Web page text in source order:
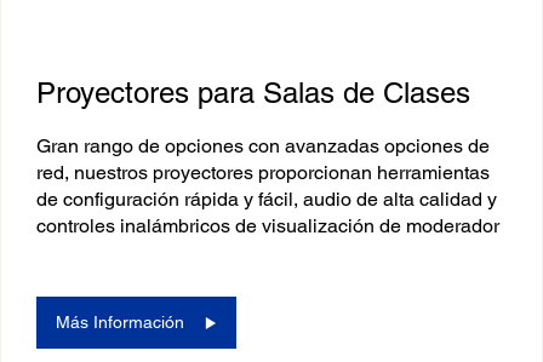
Proyectores para Salas de Clases
Gran rango de opciones con avanzadas opciones de
red, nuestros proyectores proporcionan herramientas
de configuración rápida y fácil, audio de alta calidad y
controles inalámbricos de visualización de moderador
Más Información